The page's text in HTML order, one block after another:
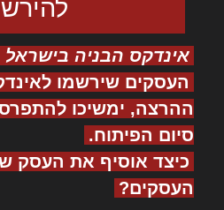
אינדקס הבניה בישראל
העסקים שירשמו
ההרצה, ימשיכו
סיום הפיתוח.
כיצד אוסיף את העסק
העסקים?